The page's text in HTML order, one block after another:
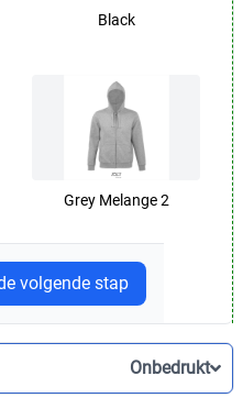
Black
Grey Melange 2
volgende stap
Onbedrukt